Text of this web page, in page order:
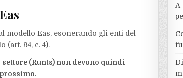
modello Eas, esonerando gli enti del
(art. 94, c. 4).
(Runts) non devono quindi
A